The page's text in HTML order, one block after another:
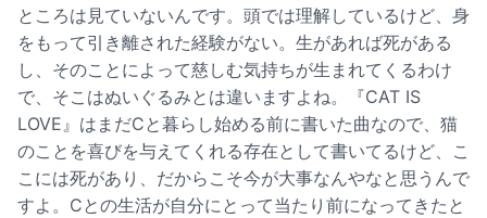
ところは見ていないんです。頭では理解しているけど、身
をもって引き離された経験がない。生があれば死がある
し、そのことによって慈しむ気持ちが生まれてくるわけ
で、そこはぬいぐるみとは違いますよね。『CAT IS
LOVE』はまだCと暮らし始める前に書いた曲なので、猫
のことを喜びを与えてくれる存在として書いてるけど、こ
こには死があり、だからこそ今が大事なんやなと思うんで
すよ。Cとの生活が自分にとって当たり前になってきたと